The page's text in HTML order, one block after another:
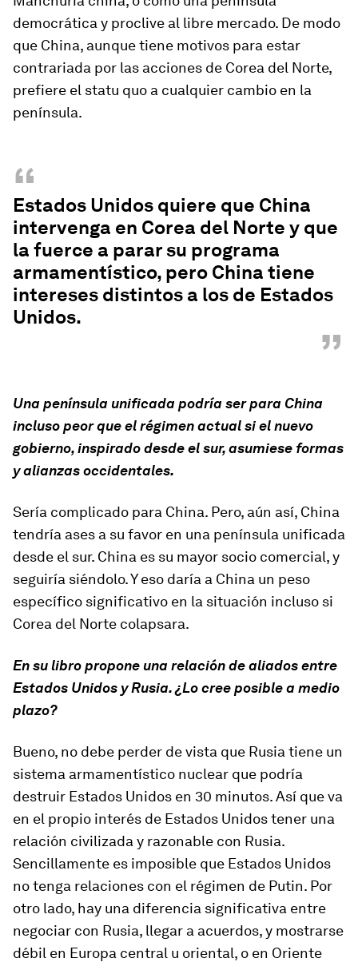
democrática y proclive al libre mercado. De modo
que China, aunque tiene motivos para estar
contrariada por las acciones de Corea del Norte,
prefiere el statu quo a cualquier cambio en la
península.
“
Estados Unidos quiere que China
intervenga en Corea del Norte y que
la fuerce a parar su programa
armamentístico, pero China tiene
intereses distintos a los de Estados
Unidos.
”
Una península unificada podría ser para China
incluso peor que el régimen actual si el nuevo
gobierno, inspirado desde el sur, asumiese formas
y alianzas occidentales.
Sería complicado para China. Pero, aún así, China
tendría ases a su favor en una península unificada
desde el sur. China es su mayor socio comercial, y
seguiría siéndolo. Y eso daría a China un peso
específico significativo en la situación incluso si
Corea del Norte colapsara.
En su libro propone una relación de aliados entre
Estados Unidos y Rusia. ¿Lo cree posible a medio
plazo?
Bueno, no debe perder de vista que Rusia tiene un
sistema armamentístico nuclear que podría
destruir Estados Unidos en 30 minutos. Así que va
en el propio interés de Estados Unidos tener una
relación civilizada y razonable con Rusia.
Sencillamente es imposible que Estados Unidos
no tenga relaciones con el régimen de Putin. Por
otro lado, hay una diferencia significativa entre
negociar con Rusia, llegar a acuerdos, y mostrarse
débil en Europa central u oriental, o en Oriente